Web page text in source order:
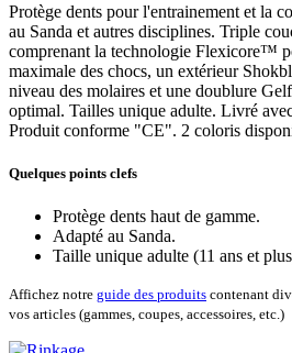
Protège dents pour l'entrainement et la
au Sanda et autres disciplines. Triple
comprenant la technologie Flexicore™
maximale des chocs, un extérieur
niveau des molaires et une doublure
optimal. Tailles unique adulte. Livré
Produit conforme "CE". 2 coloris
Quelques points clefs
Protège dents haut de gamme.
Adapté au Sanda.
Taille unique adulte (11 ans et
Affichez notre guide des produits contenant
vos articles (gammes, coupes, accessoires, etc.)